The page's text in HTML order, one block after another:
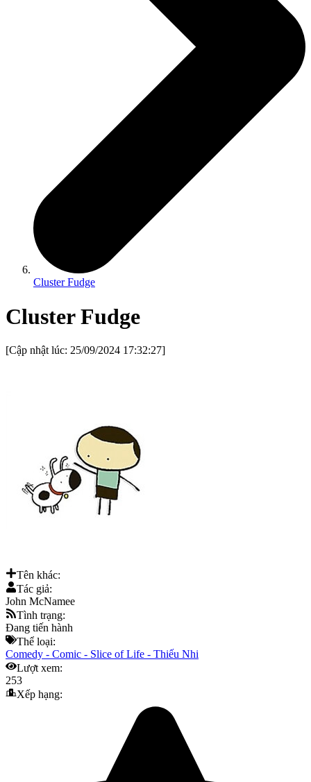
Cluster Fudge
Cluster Fudge
[Cập nhật lúc: 25/09/2024 17:32:27]
Tên khác:
Tác giả:
John McNamee
Tình trạng:
Đang tiến hành
Thể loại:
Comedy - Comic - Slice of Life - Thiếu Nhi
Lượt xem:
253
Xếp hạng: